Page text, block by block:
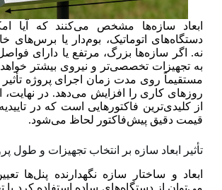
ابعاد سازه‌ها مشخص می‌کنند که آیا
دستگاه‌های اتوماتیک، بوم‌دار یا برس‌های
نه. اگر سازه‌ها بزرگ، مرتفع یا دارای فواصل
به تجهیزات تخصصی‌تر و نیروی بیشتر
مستقیماً روی مدت زمان اجرای پروژه تأثیر
روزهای کاری را افزایش می‌دهد. در نهایت،
از کلیدی‌ترین فاکتورهایی است که در
قیمت دقیق پیش‌فاکتور لحاظ می‌شود.
تأثیر ابعاد سازه بر انتخاب تجهیزات و طول
ابعاد و ساختار سازه نگهدارنده پنل‌ها
می‌توان از دستگاه‌های ساده استفاده کرد